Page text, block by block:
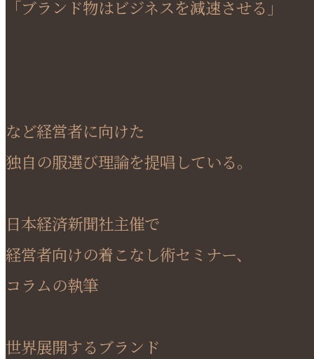
「ブランド物はビジネスを減速させる」
など経営者に向けた
独自の服選び理論を提唱している。
日本経済新聞社主催で
経営者向けの着こなし術セミナー、
コラムの執筆
世界展開するブランド